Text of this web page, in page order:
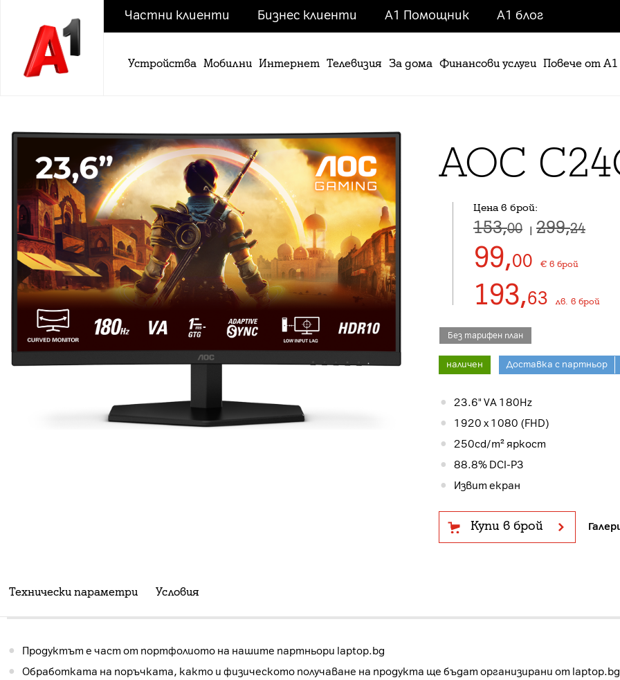
Частни клиенти Бизнес клиенти A1 Помощник A1 блог
Устройства Мобилни Интернет Телевизия За дома Финансови услуги Повече от А1
AOC
Цена в брой:
153,00 | 299,24
99,00 € в брой
193,63 лв. в брой
Без тарифен план
наличен Доставка с партньор
23.6" VA 180Hz
1920 x 1080 (FHD)
250cd/m² яркост
88.8% DCI-P3
Извит екран
Купи в брой
Технически параметри Условия
Продуктът е част от портфолиото на нашите партньори laptop.bg
Обработката на поръчката, както и физическото получаване на продукта ще бъдат организирани от laptop.bg